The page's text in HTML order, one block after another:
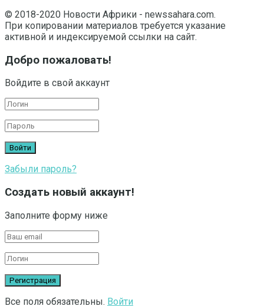
© 2018-2020 Новости Африки - newssahara.com.
При копировании материалов требуется указание
активной и индексируемой ссылки на сайт.
Добро пожаловать!
Войдите в свой аккаунт
Забыли пароль?
Создать новый аккаунт!
Заполните форму ниже
Все поля обязательны. Войти